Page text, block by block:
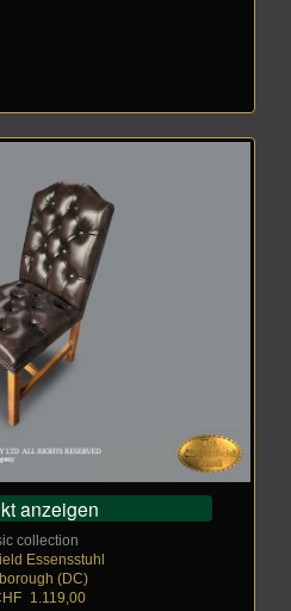
anzeigen
collection
Essensstuhl
(DC)
_
1.119,00